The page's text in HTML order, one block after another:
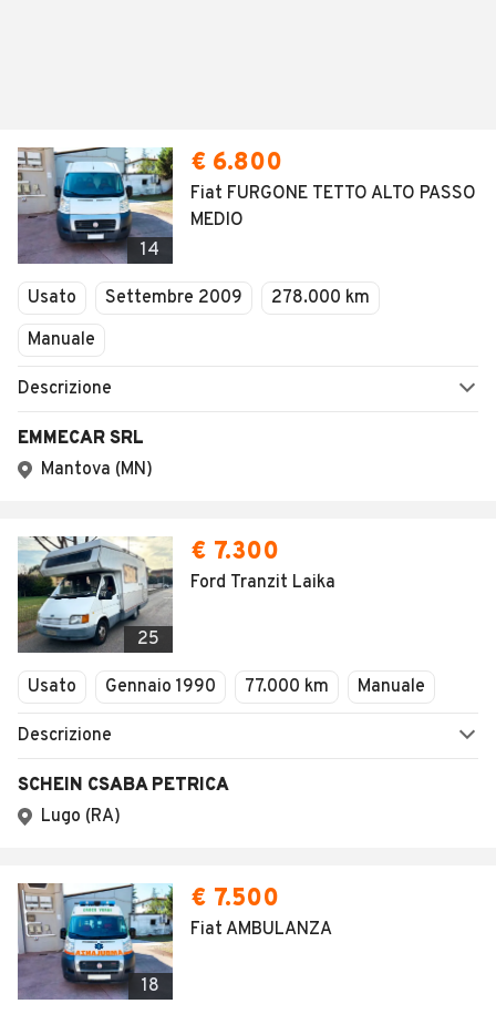
14
€ 6.800
Fiat FURGONE TETTO ALTO PASSO
MEDIO
Usato Settembre 2009
278.000 km
Manuale
Descrizione
EMMECAR SRL
Mantova (MN)
25
€ 7.300
Ford Tranzit Laika
Usato Gennaio 1990 77.000 km Manuale
Descrizione
SCHEIN CSABA PETRICA
Lugo (RA)
18
€ 7.500
Fiat AMBULANZA